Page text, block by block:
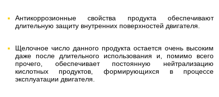
Антикоррозионные свойства продукта обеспечивают
длительную защиту внутренних поверхностей двигателя.
Щелочное число данного продукта остается очень высоким
даже после длительного использования и, помимо всего
прочего, обеспечивает постоянную нейтрализацию
кислотных продуктов, формирующихся в процессе
эксплуатации двигателя.